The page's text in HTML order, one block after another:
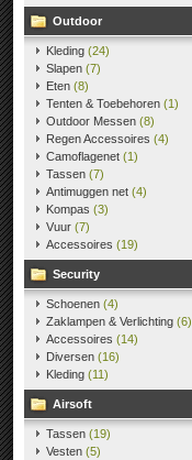
Outdoor
Kleding (24)
Slapen (7)
Eten (8)
Tenten & Toebehoren (1)
Outdoor Messen (8)
Regen Accessoires (4)
Camoflagenet (1)
Tassen (7)
Antimuggen net (4)
Kompas (3)
Vuur (7)
Accessoires (19)
Security
Schoenen (4)
Zaklampen & Verlichting (6)
Accessoires (14)
Diversen (16)
Kleding (11)
Airsoft
Tassen (19)
Vesten (5)